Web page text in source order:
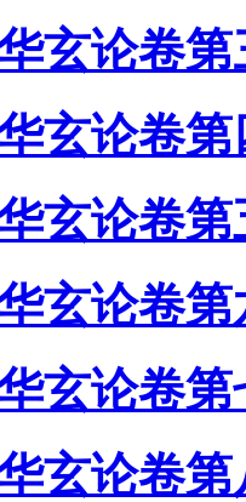
玄论卷第
玄论卷第
玄论卷第
玄论卷第
玄论卷第
玄论卷第